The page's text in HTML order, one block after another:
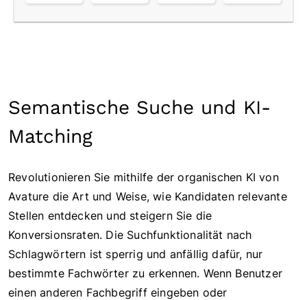
Semantische Suche und KI-
Matching
Revolutionieren Sie mithilfe der organischen KI von
Avature die Art und Weise, wie Kandidaten relevante
Stellen entdecken und steigern Sie die
Konversionsraten. Die Suchfunktionalität nach
Schlagwörtern ist sperrig und anfällig dafür, nur
bestimmte Fachwörter zu erkennen. Wenn Benutzer
einen anderen Fachbegriff eingeben oder